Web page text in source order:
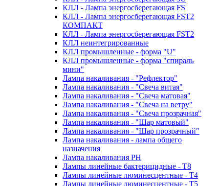
КЛЛ - Лампа энергосберегающая FS
КЛЛ - Лампа энергосберегающая FST2
КОМПАКТ
КЛЛ - Лампа энергосберегающая FSТ2
КЛЛ неинтегрированные
КЛЛ промышленные - форма "U"
КЛЛ промышленные - форма "спираль
мини"
Лампа накаливания - "Рефлектор"
Лампа накаливания - "Свеча витая"
Лампа накаливания - "Свеча матовая"
Лампа накаливания - "Свеча на ветру"
Лампа накаливания - "Свеча прозрачная"
Лампа накаливания - "Шар матовый"
Лампа накаливания - "Шар прозрачный"
Лампа накаливания - лампа общего
назначения
Лампа накаливания РН
Лампы линейные бактерицидные - Т8
Лампы линейные люминесцентные - Т4
Лампы линейные люминесцентные - Т5